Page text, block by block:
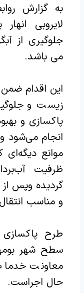
به گزارش
لایروبی
جلوگیری از
می باشد.
این اقدام
زیست و
پاکسازی و
انجام می‌شود و
موانع
ظرفیت
گردیده وپس
و مناسب
طرح پاکسازی
سطح شهر
معاونت
حال اجراست.